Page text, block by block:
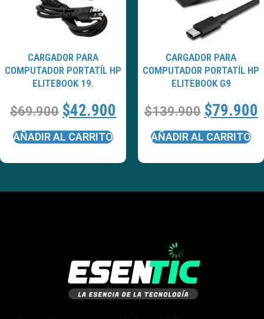
CARGADOR PARA
COMPUTADOR PORTATÍL HP
ELITEBOOK 19.
$69.900 $42.900
AÑADIR AL CARRITO
CARGADOR PARA
COMPUTADOR PORTATÍL HP
ELITEBOOK G9
$139.900 $79.900
AÑADIR AL CARRITO